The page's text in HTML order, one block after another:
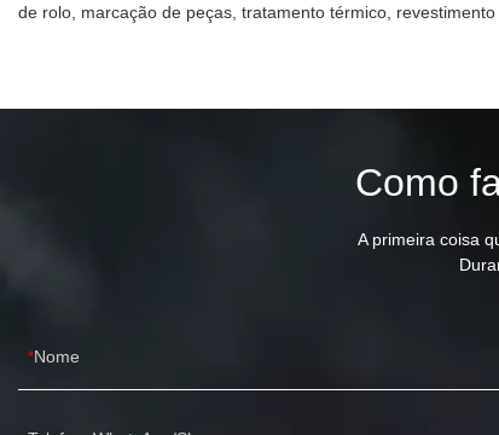
de rolo, marcação de peças, tratamento térmico, revestimento
Como
A primeira coisa
Nome